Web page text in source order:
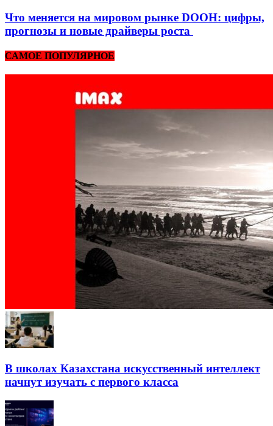
Что меняется на мировом рынке DOOH: цифры,
прогнозы и новые драйверы роста
САМОЕ ПОПУЛЯРНОЕ
В школах Казахстана искусственный интеллект
начнут изучать с первого класса